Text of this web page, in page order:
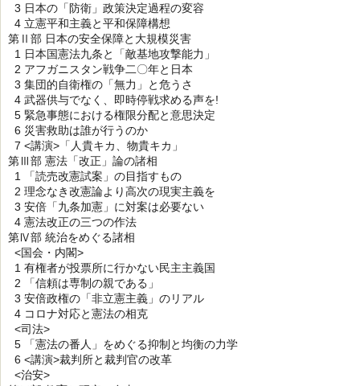
3 日本の「防衛」政策決定過程の変容
4 立憲平和主義と平和保障構想
第Ⅱ部 日本の安全保障と大規模災害
1 日本国憲法九条と「敵基地攻撃能力」
2 アフガニスタン戦争二〇年と日本
3 集団的自衛権の「無力」と危うさ
4 武器供与でなく、即時停戦求める声を!
5 緊急事態における権限分配と意思決定
6 災害救助は誰が行うのか
7 <講演>「人貴キカ、物貴キカ」
第Ⅲ部 憲法「改正」論の諸相
1 「読売改憲試案」の目指すもの
2 理念なき改憲論より高次の現実主義を
3 安倍「九条加憲」に対案は必要ない
4 憲法改正の三つの作法
第Ⅳ部 統治をめぐる諸相
<国会・内閣>
1 有権者が投票所に行かない民主主義国
2 「信頼は専制の親である」
3 安倍政権の「非立憲主義」のリアル
4 コロナ対応と憲法の相克
<司法>
5 「憲法の番人」をめぐる抑制と均衡の力学
6 <講演>裁判所と裁判官の改革
<治安>